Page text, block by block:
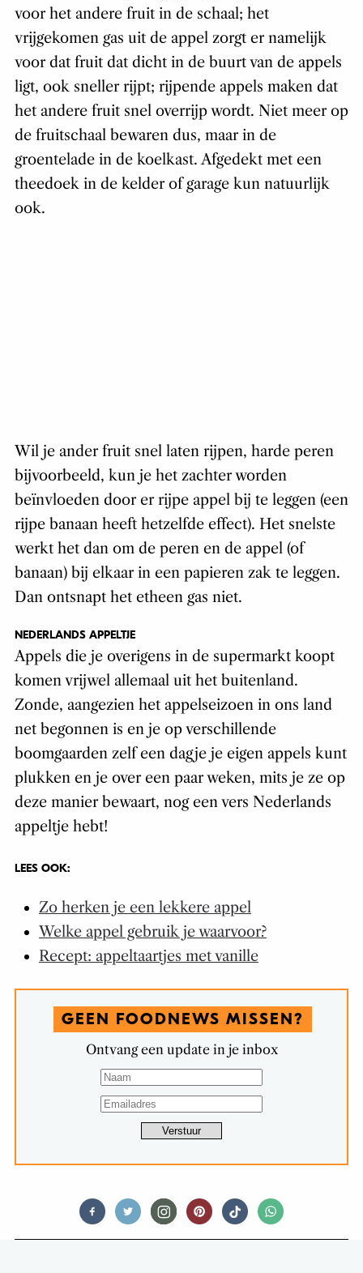
voor het andere fruit in de schaal; het
vrijgekomen gas uit de appel zorgt er namelijk
voor dat fruit dat dicht in de buurt van de appels
ligt, ook sneller rijpt; rijpende appels maken dat
het andere fruit snel overrijp wordt. Niet meer op
de fruitschaal bewaren dus, maar in de
groentelade in de koelkast. Afgedekt met een
theedoek in de kelder of garage kun natuurlijk
ook.
Wil je ander fruit snel laten rijpen, harde peren
bijvoorbeeld, kun je het zachter worden
beïnvloeden door er rijpe appel bij te leggen (een
rijpe banaan heeft hetzelfde effect). Het snelste
werkt het dan om de peren en de appel (of
banaan) bij elkaar in een papieren zak te leggen.
Dan ontsnapt het etheen gas niet.
NEDERLANDS APPELTJE
Appels die je overigens in de supermarkt koopt
komen vrijwel allemaal uit het buitenland.
Zonde, aangezien het appelseizoen in ons land
net begonnen is en je op verschillende
boomgaarden zelf een dagje je eigen appels kunt
plukken en je over een paar weken, mits je ze op
deze manier bewaart, nog een vers Nederlands
appeltje hebt!
LEES OOK:
Zo herken je een lekkere appel
Welke appel gebruik je waarvoor?
Recept: appeltaartjes met vanille
GEEN FOODNEWS MISSEN?
Ontvang een update in je inbox